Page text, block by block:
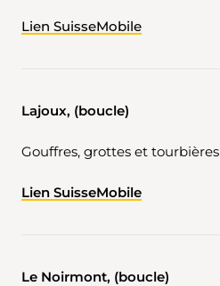
Lien SuisseMobile
Lajoux, (boucle)
Gouffres, grottes et tourbières
Lien SuisseMobile
Le Noirmont, (boucle)